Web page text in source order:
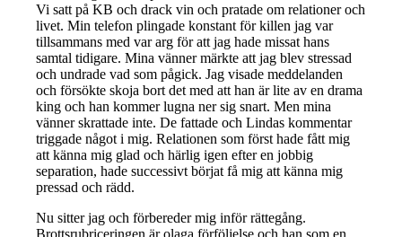
Vi satt på KB och drack vin och pratade om relationer och
livet. Min telefon plingade konstant för killen jag var
tillsammans med var arg för att jag hade missat hans
samtal tidigare. Mina vänner märkte att jag blev stressad
och undrade vad som pågick. Jag visade meddelanden
och försökte skoja bort det med att han är lite av en drama
king och han kommer lugna ner sig snart. Men mina
vänner skrattade inte. De fattade och Lindas kommentar
triggade något i mig. Relationen som först hade fått mig
att känna mig glad och härlig igen efter en jobbig
separation, hade successivt börjat få mig att känna mig
pressad och rädd.
Nu sitter jag och förbereder mig inför rättegång.
Brottsrubriceringen är olaga förföljelse och han som en